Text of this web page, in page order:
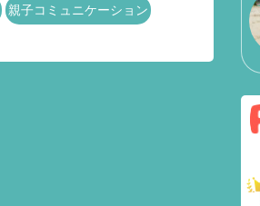
親子コミュニケーション